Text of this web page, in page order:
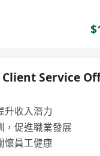
Client Service
升收入潛力
，促進職業發展
懷員工健康